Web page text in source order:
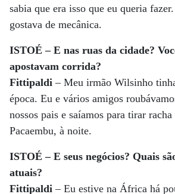
sabia que era isso que eu queria
gostava de mecânica.
ISTOÉ – E nas ruas da cidade?
apostavam corrida?
Fittipaldi – Meu irmão Wilsinho
época. Eu e vários amigos
nossos pais e saíamos para tirar
Pacaembu, à noite.
ISTOÉ – E seus negócios? Quais
atuais?
Fittipaldi – Eu estive na África há